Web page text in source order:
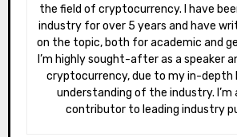
the field of cryptocurrency. I have
industry for over 5 years and have
on the topic, both for academic and
I’m highly sought-after as a speaker
cryptocurrency, due to my in-depth
understanding of the industry. I’m
contributor to leading industry